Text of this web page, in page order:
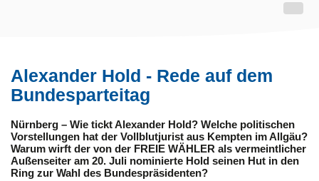
Alexander Hold - Rede auf dem
Bundesparteitag
Nürnberg – Wie tickt Alexander Hold? Welche politischen
Vorstellungen hat der Vollblutjurist aus Kempten im Allgäu?
Warum wirft der von der FREIE WÄHLER als vermeintlicher
Außenseiter am 20. Juli nominierte Hold seinen Hut in den
Ring zur Wahl des Bundespräsidenten?